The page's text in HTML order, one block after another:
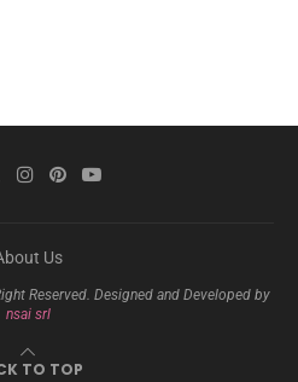
Us
Reserved. Designed and Developed by
nsai srl
TO TOP